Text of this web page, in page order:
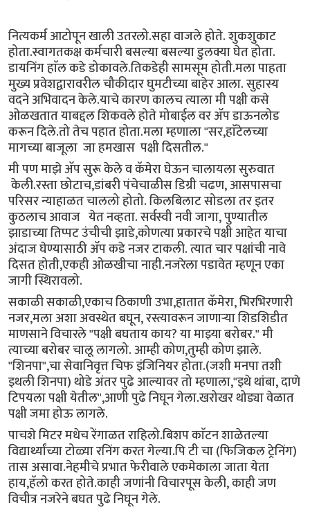
नित्यकर्म आटोपून खाली उतरलो.सहा वाजले होते. शुकशुकाट
होता.स्वागतकक्ष कर्मचारी बसल्या बसल्या डुलक्या घेत होता.
डायनिंग हाॅल कडे डोकावले.तिकडेही सामसूम होती.मला पाहता
मुख्य प्रवेशद्वारावरील चौकीदार घुमटीच्या बाहेर आला. सुहास्य
वदने अभिवादन केले.याचे कारण कालच त्याला मी पक्षी कसे
ओळखतात याबद्दल शिकवले होते मोबाईल वर ॲप डाऊनलोड
करून दिले.तो तेच पहात होता.मला म्हणाला "सर,हाॅटेलच्या
मागच्या बाजूला जा हमखास पक्षी दिसतील."
मी पण माझे ॲप सुरू केले व कॅमेरा घेऊन चालायला सुरुवात
केली.रस्ता छोटाच,डांबरी पंचेचाळीस डिग्री चढण, आसपासचा
परिसर न्याहाळत चाललो होतो. किलबिलाट सोडला तर इतर
कुठलाच आवाज येत नव्हता. सर्वस्वी नवी जागा, पुण्यातील
झाडाच्या तिप्पट उंचीची झाडे,कोणत्या प्रकारचे पक्षी आहेत याचा
अंदाज घेण्यासाठी ॲप कडे नजर टाकली. त्यात चार पक्षांची नावे
दिसत होती,एकही ओळखीचा नाही.नजरेला पडावेत म्हणून एका
जागी स्थिरावलो.
सकाळी सकाळी,एकाच ठिकाणी उभा,हातात कॅमेरा, भिरभिरणारी
नजर,मला अशा अवस्थेत बघून, रस्त्यावरून जाणाऱ्या शिडशिडीत
माणसाने विचारले "पक्षी बघताय काय? या माझ्या बरोबर." मी
त्याच्या बरोबर चालू लागलो. आम्ही कोण,तुम्ही कोण झाले.
"शिनपा",चा सेवानिवृत्त चिफ इंजिनियर होता.(जशी मनपा तशी
इथली शिनपा) थोडे अंतर पुढे आल्यावर तो म्हणाला,"इथे थांबा, दाणे
टिपयला पक्षी येतील",आणी पुढे निघून गेला.खरोखर थोड्या वेळात
पक्षी जमा होऊ लागले.
पाचशे मिटर मधेच रेंगाळत राहिलो.बिशप काॅटन शाळेतल्या
विद्यार्थ्यांच्या टोळ्या रनिंग करत गेल्या.पि टी चा (फिजिकल ट्रेनिंग)
तास असावा.नेहमीचे प्रभात फेरीवाले एकमेकाला जाता येता
हाय,हॅलो करत होते.काही जणांनी विचारपूस केली, काही जण
विचीत्र नजरेने बघत पुढे निघून गेले.